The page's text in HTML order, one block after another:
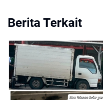
Berita Terkait